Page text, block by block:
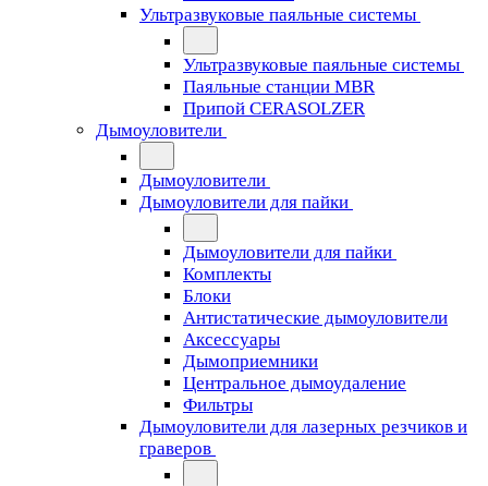
Ультразвуковые паяльные системы
Ультразвуковые паяльные системы
Паяльные станции MBR
Припой CERASOLZER
Дымоуловители
Дымоуловители
Дымоуловители для пайки
Дымоуловители для пайки
Комплекты
Блоки
Антистатические дымоуловители
Аксессуары
Дымоприемники
Центральное дымоудаление
Фильтры
Дымоуловители для лазерных резчиков и
граверов